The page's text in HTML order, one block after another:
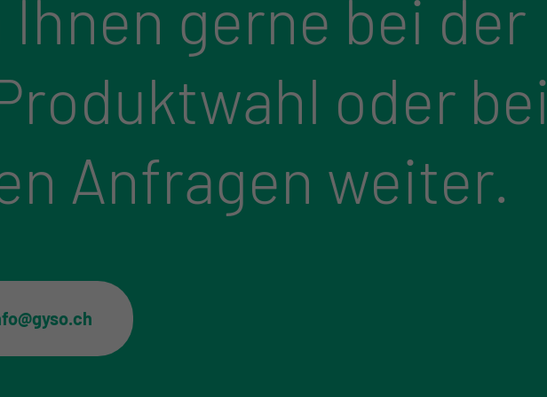
gerne bei der
oder bei
Anfragen weiter.